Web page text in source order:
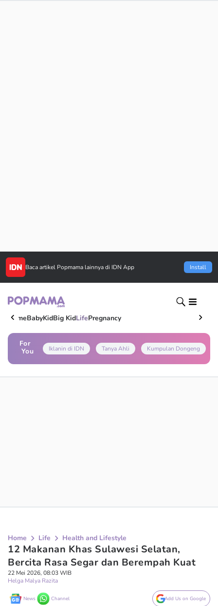
Baca artikel Popmama lainnya di IDN App Install
HomeBabyKidBig KidLifePregnancy
For
You
Iklanin di IDN Tanya Ahli Kumpulan Dongeng
Home Life Health and Lifestyle
12 Makanan Khas Sulawesi Selatan,
Bercita Rasa Segar dan Berempah Kuat
22 Mei 2026, 08:03 WIB
Helga Malya Razita
News Channel Add Us on Google